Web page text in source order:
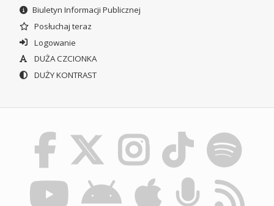
Biuletyn Informacji Publicznej
Posłuchaj teraz
Logowanie
DUŻA CZCIONKA
DUŻY KONTRAST